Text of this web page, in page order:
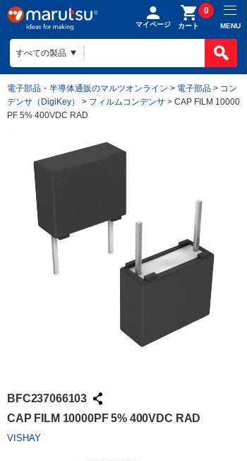
マイページ カート
0
MENU
電子部品・半導体通販のマルツオンライン > 電子部品 > コン
デンサ（DigiKey）
> フィルムコンデンサ > CAP FILM 10000
PF 5% 400VDC RAD
BFC237066103
CAP FILM 10000PF 5% 400VDC RAD
VISHAY